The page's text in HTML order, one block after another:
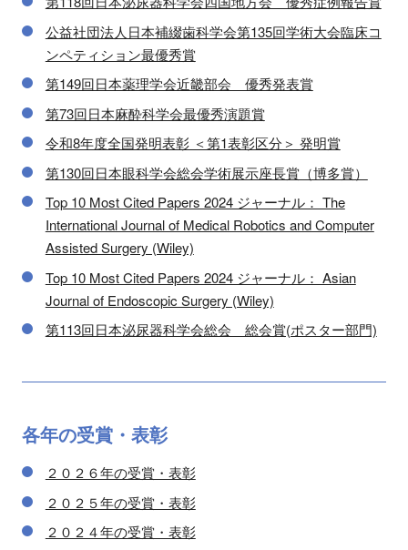
公益社団法人日本補綴歯科学会第135回学術大会臨床コ
ンペティション最優秀賞
第149回日本薬理学会近畿部会 優秀発表賞
第73回日本麻酔科学会最優秀演題賞
令和8年度全国発明表彰 ＜第1表彰区分＞ 発明賞
第130回日本眼科学会総会学術展示座長賞（博多賞）
Top 10 Most Cited Papers 2024 ジャーナル： The
International Journal of Medical Robotics and Computer
Assisted Surgery (Wiley)
Top 10 Most Cited Papers 2024 ジャーナル： Asian
Journal of Endoscopic Surgery (Wiley)
第113回日本泌尿器科学会総会 総会賞(ポスター部門)
各年の受賞・表彰
２０２６年の受賞・表彰
２０２５年の受賞・表彰
２０２４年の受賞・表彰